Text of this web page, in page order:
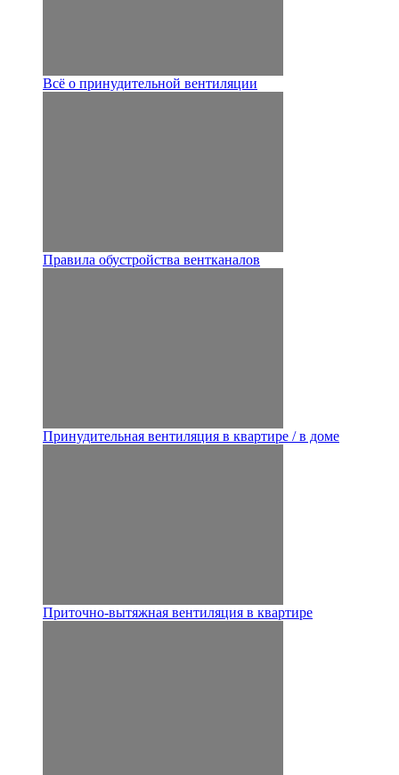
Всё о принудительной вентиляции
Правила обустройства вентканалов
Принудительная вентиляция в квартире / в доме
Приточно-вытяжная вентиляция в квартире